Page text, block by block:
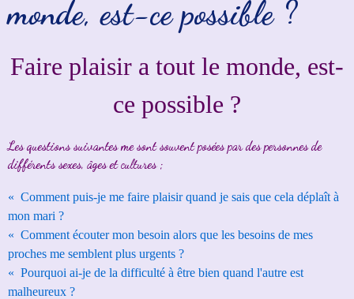
monde, est-ce possible ?
Faire plaisir a tout le monde, est-
ce possible ?
Les questions suivantes me sont souvent posées par des personnes de
différents sexes, âges et cultures ;
« Comment puis-je me faire plaisir quand je sais que cela déplaît à
mon mari ?
« Comment écouter mon besoin alors que les besoins de mes
proches me semblent plus urgents ?
« Pourquoi ai-je de la difficulté à être bien quand l'autre est
malheureux ?